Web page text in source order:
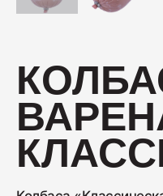
110
Нарезка
70